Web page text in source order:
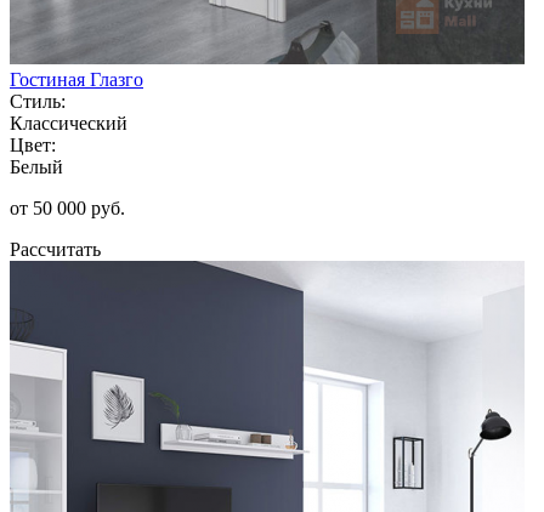
Гостиная Глазго
Стиль:
Классический
Цвет:
Белый
от 50 000 руб.
Рассчитать